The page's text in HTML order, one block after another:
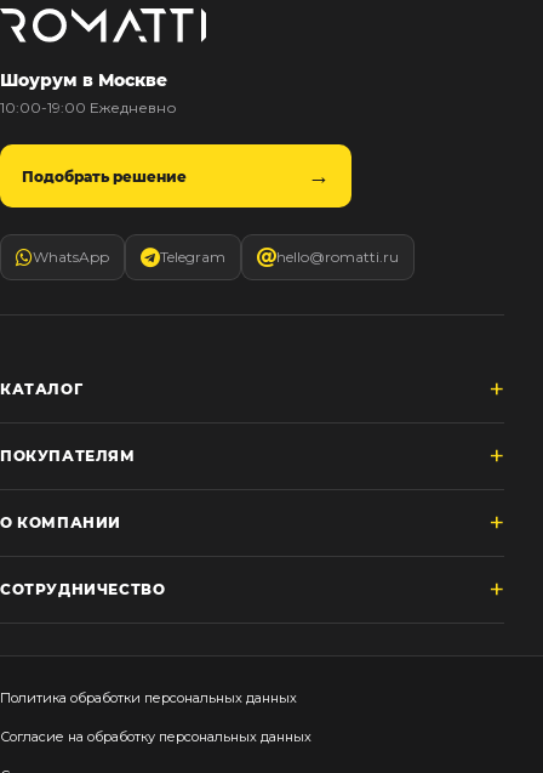
Шоурум в Москве
10:00-19:00 Ежедневно
Подобрать решение
WhatsApp Telegram hello@romatti.ru
КАТАЛОГ
ПОКУПАТЕЛЯМ
О КОМПАНИИ
СОТРУДНИЧЕСТВО
Политика обработки персональных данных
Согласие на обработку персональных данных